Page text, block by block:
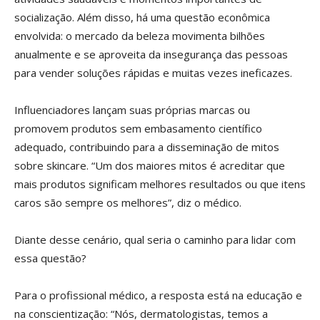
socialização. Além disso, há uma questão econômica
envolvida: o mercado da beleza movimenta bilhões
anualmente e se aproveita da insegurança das pessoas
para vender soluções rápidas e muitas vezes ineficazes.
Influenciadores lançam suas próprias marcas ou
promovem produtos sem embasamento científico
adequado, contribuindo para a disseminação de mitos
sobre skincare. “Um dos maiores mitos é acreditar que
mais produtos significam melhores resultados ou que itens
caros são sempre os melhores”, diz o médico.
Diante desse cenário, qual seria o caminho para lidar com
essa questão?
Para o profissional médico, a resposta está na educação e
na conscientização: “Nós, dermatologistas, temos a